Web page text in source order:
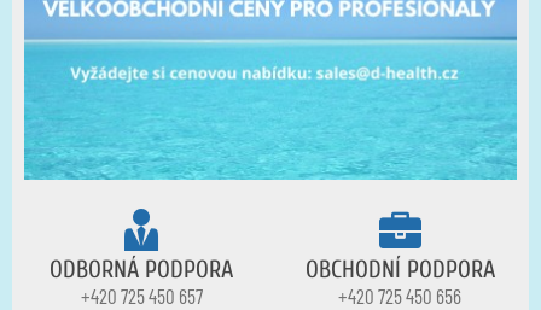
ODBORNÁ PODPORA
+420 725 450 657
OBCHODNÍ PODPORA
+420 725 450 656